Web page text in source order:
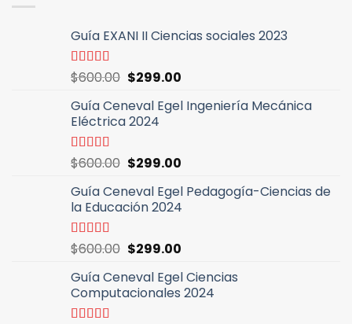
Guía EXANI II Ciencias sociales 2023
Valorado
con
5
$600.00 El
original
era:
$299.00El
actual
Guía Ceneval Egel Ingeniería Mecánica
Eléctrica 2024
Valorado
con
5
$600.00 El
original
era:
$299.00El
actual
es:
Guía Ceneval Egel Pedagogía-Ciencias de
la Educación 2024
Valorado
con
5
$600.00 El
original
era:
$299.00El
actual
es:
Guía Ceneval Egel Ciencias
Computacionales 2024